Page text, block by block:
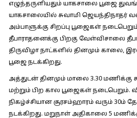
எழுந்தருளியதும் யாகசாலை பூஜை
யாகசாலையில் சுவாமி ஜெயந்திநாதர்
அம்பாளுக்கு சிறப்பு பூஜைகள்
தீபாராதனைக்கு பிறகு வேள்விசாலை
திருவிழா நாட்களில் தினமும் காலை,
பூஜை நடக்கிறது.
அத்துடன் தினமும் மாலை 3.30 மணிக்கு
மற்றும் பிற கால பூஜைகள் நடைபெறும்.
நிகழ்ச்சியான சூரசம்ஹாரம் வரும் 30ம்
நடக்கிறது. மறுநாள் அதிகாலை 5